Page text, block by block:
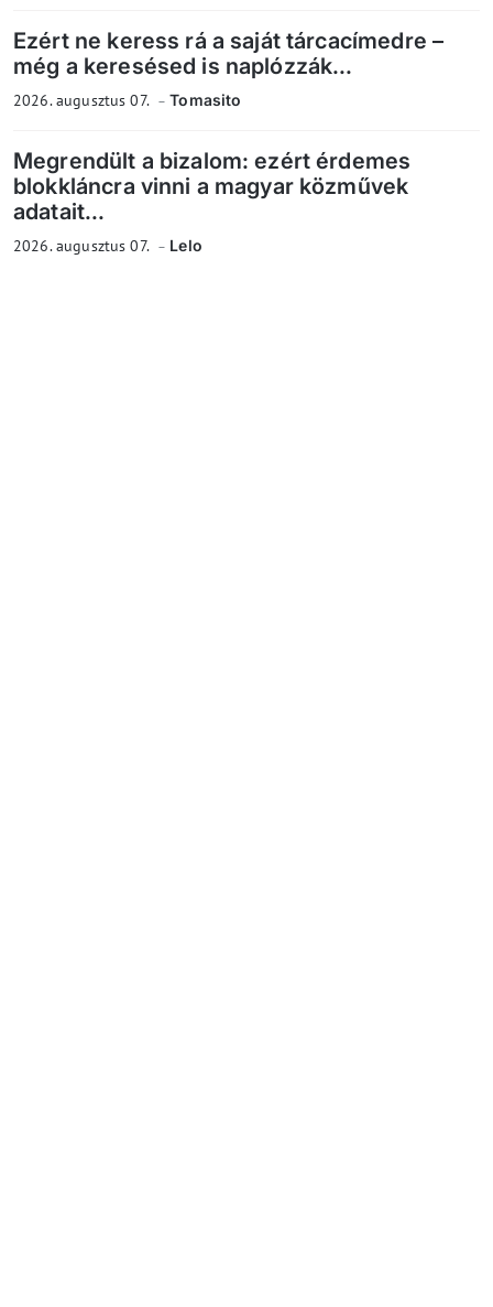
Ezért ne keress rá a saját tárcacímedre –
még a keresésed is naplózzák...
2026. augusztus 07. Tomasito
Megrendült a bizalom: ezért érdemes
blokkláncra vinni a magyar közművek
adatait...
2026. augusztus 07. Lelo